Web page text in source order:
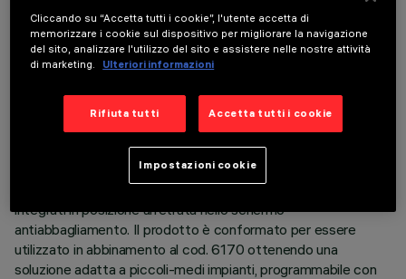
elementi ottici. L’impiego di sorgenti LED ad elevato indice di
resa cromatica con diversa temperatura colore permette di
ottenere una modulazione dinamica della luce. La variazione
avviene miscelando l'emissione di 5 LED 2700K e 5 LED
ed uniforme anche tra prodotti di diversa dimensione e con
disparità di numero di LED caldi e freddi. Corpo principale con
superficie radiante in alluminio pressofuso; versione senza
cornice per installazione a filo soffitto (frameless). Riflettori
Opti Beam ad alta definizione in termoplastico metallizzato,
integrati in posizione arretrata nello schermo
antiabbagliamento. Il prodotto è conformato per essere
utilizzato in abbinamento al cod. 6170 ottenendo una
soluzione adatta a piccoli-medi impianti, programmabile con
Cliccando su “Accetta tutti i cookie”, l'utente accetta di
memorizzare i cookie sul dispositivo per migliorare la navigazione
del sito, analizzare l'utilizzo del sito e assistere nelle nostre attività
di marketing.
Ulteriori informazioni
Rifiuta tutti Accetta tutti i cookie
Impostazioni cookie